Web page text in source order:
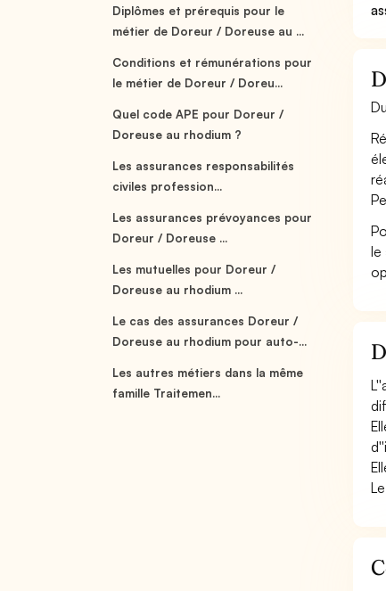
Diplômes et prérequis pour le
métier de Doreur / Doreuse au ...
Conditions et rémunérations pour
le métier de Doreur / Doreu...
Quel code APE pour Doreur /
Doreuse au rhodium ?
Les assurances responsabilités
civiles profession...
Les assurances prévoyances pour
Doreur / Doreuse ...
Les mutuelles pour Doreur /
Doreuse au rhodium ...
Le cas des assurances Doreur /
Doreuse au rhodium pour auto-...
Les autres métiers dans la même
famille Traitemen...
le